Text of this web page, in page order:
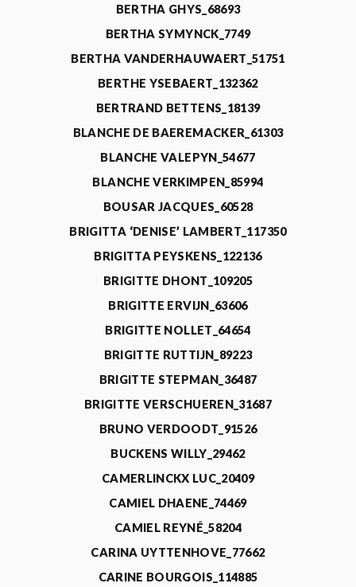
BERTHA GHYS_68693
BERTHA SYMYNCK_7749
BERTHA VANDERHAUWAERT_51751
BERTHE YSEBAERT_132362
BERTRAND BETTENS_18139
BLANCHE DE BAEREMACKER_61303
BLANCHE VALEPYN_54677
BLANCHE VERKIMPEN_85994
BOUSAR JACQUES_60528
BRIGITTA ‘DENISE’ LAMBERT_117350
BRIGITTA PEYSKENS_122136
BRIGITTE DHONT_109205
BRIGITTE ERVIJN_63606
BRIGITTE NOLLET_64654
BRIGITTE RUTTIJN_89223
BRIGITTE STEPMAN_36487
BRIGITTE VERSCHUEREN_31687
BRUNO VERDOODT_91526
BUCKENS WILLY_29462
CAMERLINCKX LUC_20409
CAMIEL DHAENE_74469
CAMIEL REYNÉ_58204
CARINA UYTTENHOVE_77662
CARINE BOURGOIS_114885